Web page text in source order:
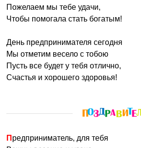
Пожелаем мы тебе удачи,
Чтобы помогала стать богатым!
День предпринимателя сегодня
Мы отметим весело с тобою
Пусть все будет у тебя отлично,
Счастья и хорошего здоровья!
Предприниматель, для тебя